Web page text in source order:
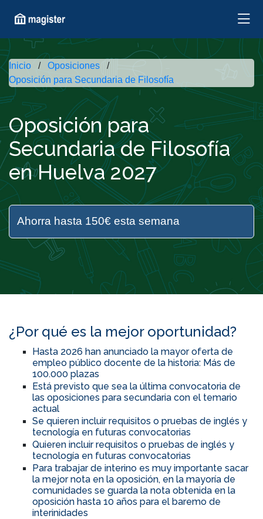
Inicio
Oposiciones
Oposición para Secundaria de Filosofía
Oposición para
Secundaria de Filosofía
en Huelva 2027
Ahorra hasta 150€ esta semana
¿Por qué es la mejor oportunidad?
Hasta 2026 han anunciado la mayor oferta de
empleo público docente de la historia: Más de
100.000 plazas
Está previsto que sea la última convocatoria de
las oposiciones para secundaria con el temario
actual
Se quieren incluir requisitos o pruebas de inglés y
tecnología en futuras convocatorias
Quieren incluir requisitos o pruebas de inglés y
tecnología en futuras convocatorias
Para trabajar de interino es muy importante sacar
la mejor nota en la oposición, en la mayoría de
comunidades se guarda la nota obtenida en la
oposición hasta 10 años para el baremo de
interinidades